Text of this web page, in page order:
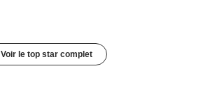
Voir le top star complet